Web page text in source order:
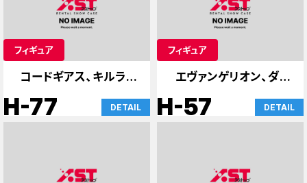
フィギュア
コードギアス、キルラキ
ル、86、その他
H-77 DETAIL
フィギュア
エヴァンゲリオン、ダー
スベイダーのケース
H-57 DETAIL